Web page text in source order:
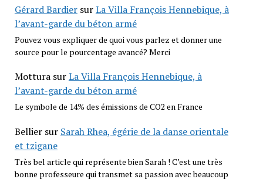
Gérard BardiersurLa Villa François Hennebique, à
l’avant-garde du béton armé
Pouvez vous expliquer de quoi vous parlez et donner une
source pour le pourcentage avancé? Merci
MotturasurLa Villa François Hennebique, à
l’avant-garde du béton armé
Le symbole de 14% des émissions de CO2 en France
Belliersur Sarah Rhea, égérie de la danse orientale
et tzigane
Très bel article qui représente bien Sarah ! C’est une très
bonne professeure qui transmet sa passion avec beaucoup